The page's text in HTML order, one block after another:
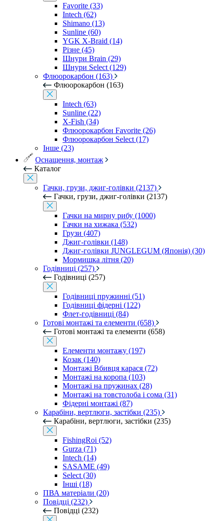
Favorite (33)
Intech (62)
Shimano (13)
Sunline (60)
YGK X-Braid (14)
Різне (45)
Шнури Brain (29)
Шнури Select (129)
Флюорокарбон (163)
Флюорокарбон (163)
Intech (63)
Sunline (22)
X-Fish (34)
Флюорокарбон Favorite (26)
Флюорокарбон Select (17)
Інше (23)
Оснащення, монтаж
Каталог
Гачки, грузи, джиг-голівки (2137)
Гачки, грузи, джиг-голівки (2137)
Гачки на мирну рибу (1000)
Гачки на хижака (532)
Грузи (407)
Джиг-голівки (148)
Джиг-голівки JUNGLEGUM (Японія) (30)
Мормишка літня (20)
Годівниці (257)
Годівниці (257)
Годівниці пружинні (51)
Годівниці фідерні (122)
Флет-годівниці (84)
Готові монтажі та елементи (658)
Готові монтажі та елементи (658)
Елементи монтажу (197)
Козак (140)
Монтажі Вбивця карася (72)
Монтажі на коропа (103)
Монтажі на пружинах (28)
Монтажі на товстолоба і сома (31)
Фідерні монтажі (87)
Карабіни, вертлюги, застібки (235)
Карабіни, вертлюги, застібки (235)
FishingRoi (52)
Gurza (71)
Intech (14)
SASAME (49)
Select (30)
Інші (18)
ПВА матеріали (20)
Повідці (232)
Повідці (232)